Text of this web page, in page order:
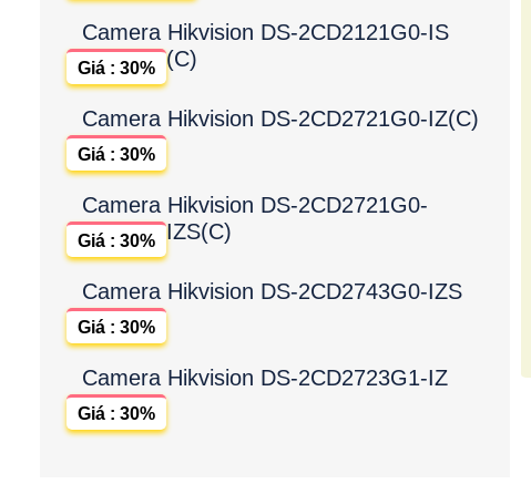
Camera Hikvision DS-2CD2121G0-IS
(C)
Giá : 30%
Camera Hikvision DS-2CD2721G0-IZ(C)
Giá : 30%
Camera Hikvision DS-2CD2721G0-
IZS(C)
Giá : 30%
Camera Hikvision DS-2CD2743G0-IZS
Giá : 30%
Camera Hikvision DS-2CD2723G1-IZ
Giá : 30%